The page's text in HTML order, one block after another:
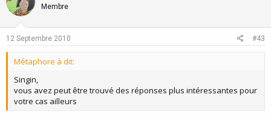
Membre
12 Septembre 2010 #43
Métaphore à dit:
Singin,
vous avez peut être trouvé des réponses plus intéressantes pour
votre cas ailleurs